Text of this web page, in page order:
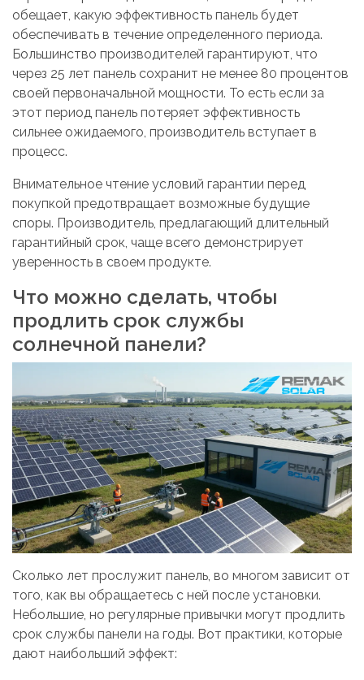
обещает, какую эффективность панель будет
обеспечивать в течение определенного периода.
Большинство производителей гарантируют, что
через 25 лет панель сохранит не менее 80 процентов
своей первоначальной мощности. То есть если за
этот период панель потеряет эффективность
сильнее ожидаемого, производитель вступает в
процесс.
Внимательное чтение условий гарантии перед
покупкой предотвращает возможные будущие
споры. Производитель, предлагающий длительный
гарантийный срок, чаще всего демонстрирует
уверенность в своем продукте.
Что можно сделать, чтобы
продлить срок службы
солнечной панели?
Сколько лет прослужит панель, во многом зависит от
того, как вы обращаетесь с ней после установки.
Небольшие, но регулярные привычки могут продлить
срок службы панели на годы. Вот практики, которые
дают наибольший эффект: